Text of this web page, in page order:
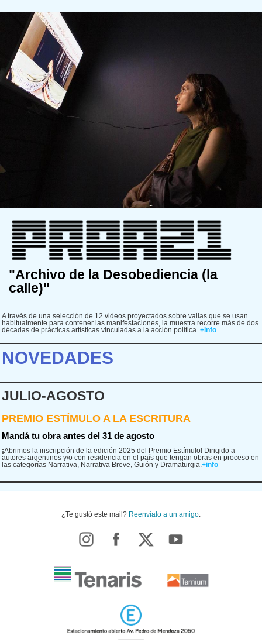
"Archivo de la Desobediencia (la
calle)"
A través de una selección de 12 videos proyectados sobre vallas que se usan
habitualmente para contener las manifestaciones, la muestra recorre más de dos
décadas de prácticas artísticas vinculadas a la acción política. +info
NOVEDADES
JULIO-AGOSTO
PREMIO ESTÍMULO A LA ESCRITURA
Mandá tu obra antes del 31 de agosto
¡Abrimos la inscripción de la edición 2025 del Premio Estímulo! Dirigido a
autores argentinos y/o con residencia en el país que tengan obras en proceso en
las categorías Narrativa, Narrativa Breve, Guión y Dramaturgia.+info
¿Te gustó este mail? Reenvíalo a un amigo.